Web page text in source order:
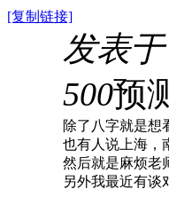
[复制链接]
发表于
500预
除了八字就是想
也有人说上海，
然后就是麻烦老
另外我最近有谈